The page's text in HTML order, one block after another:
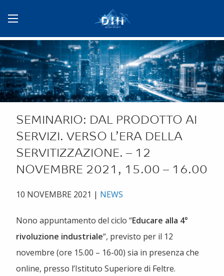
SEMINARIO: DAL PRODOTTO AI
SERVIZI. VERSO L’ERA DELLA
SERVITIZZAZIONE. – 12
NOVEMBRE 2021, 15.00 – 16.00
10 NOVEMBRE 2021 | NEWS
Nono appuntamento del ciclo “Educare alla 4°
rivoluzione industriale“, previsto per il 12
novembre (ore 15.00 – 16-00) sia in presenza che
online, presso l’Istituto Superiore di Feltre.